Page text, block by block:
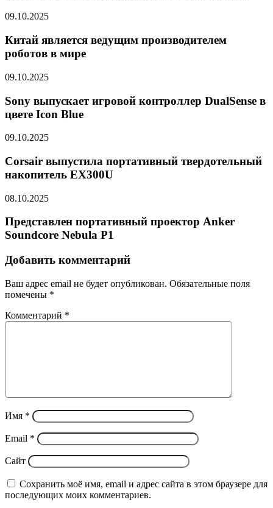
09.10.2025
Китай является ведущим производителем
роботов в мире
09.10.2025
Sony выпускает игровой контроллер DualSense в
цвете Icon Blue
09.10.2025
Corsair выпустила портативный твердотельный
накопитель EX300U
08.10.2025
Представлен портативный проектор Anker
Soundcore Nebula P1
Добавить комментарий
Ваш адрес email не будет опубликован. Обязательные поля
помечены *
Комментарий *
Имя *
Email *
Сайт
Сохранить моё имя, email и адрес сайта в этом браузере для
последующих моих комментариев.